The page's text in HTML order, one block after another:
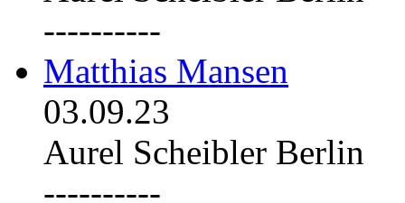
----------
Matthias Mansen
03.09.23
Aurel Scheibler Berlin
----------